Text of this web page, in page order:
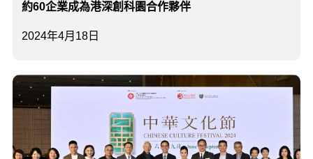
2024年4月18日
約60企業成為港深創科園合作夥伴